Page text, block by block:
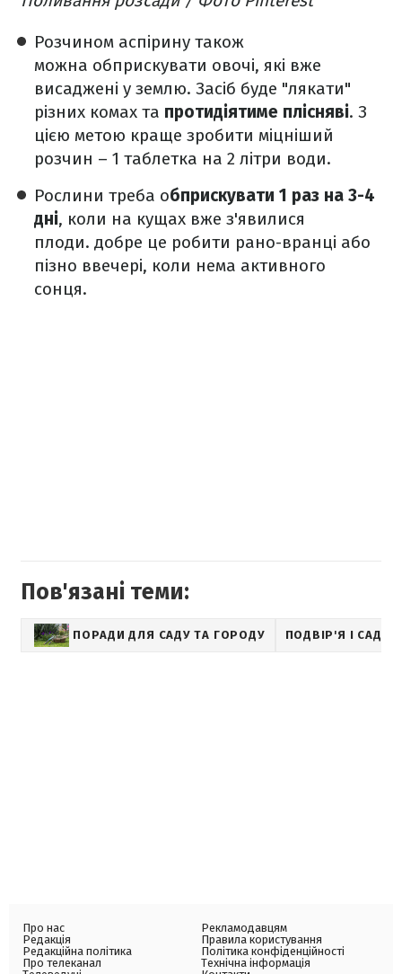
Розчином аспірину також
можна обприскувати овочі, які вже
висаджені у землю. Засіб буде "лякати"
різних комах та протидіятиме плісняві. З
цією метою краще зробити міцніший
розчин – 1 таблетка на 2 літри води.
Рослини треба обприскувати 1 раз на 3-4
дні, коли на кущах вже з'явилися
плоди. добре це робити рано-вранці або
пізно ввечері, коли нема активного
сонця.
Пов'язані теми:
ПОРАДИ ДЛЯ САДУ ТА ГОРОДУ ПОДВІР'Я І САД
Про нас
Редакція
Редакційна політика
Про телеканал
Рекламодавцям
Правила користування
Політика конфіденційності
Технічна інформація